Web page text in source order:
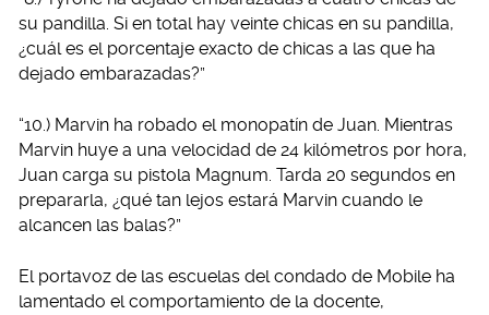
su pandilla. Si en total hay veinte chicas en su pandilla,
¿cuál es el porcentaje exacto de chicas a las que ha
dejado embarazadas?”
“10.) Marvin ha robado el monopatín de Juan. Mientras
Marvin huye a una velocidad de 24 kilómetros por hora,
Juan carga su pistola Magnum. Tarda 20 segundos en
prepararla, ¿qué tan lejos estará Marvin cuando le
alcancen las balas?”
El portavoz de las escuelas del condado de Mobile ha
lamentado el comportamiento de la docente,